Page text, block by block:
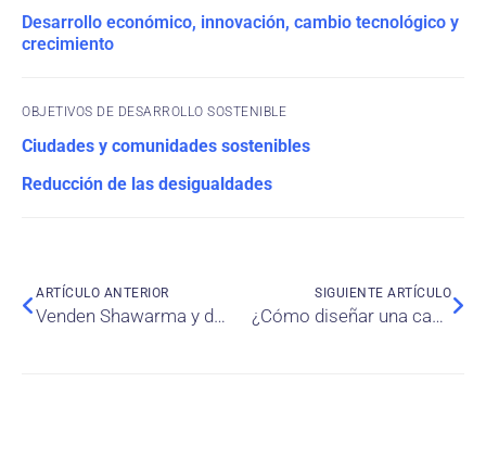
Desarrollo económico, innovación, cambio tecnológico y
crecimiento
OBJETIVOS DE DESARROLLO SOSTENIBLE
Ciudades y comunidades sostenibles
Reducción de las desigualdades
ARTÍCULO ANTERIOR
Venden Shawarma y dolor: ¿Cómo se relacionan los emprendedores refugiados con los ciudadanos del país anfitrión? Evidencia de un país no occidental
SIGUIENTE ARTÍCULO
¿Cómo diseñar una cadena de suministro ecológica con múltiples objetivos de diferente calidad?